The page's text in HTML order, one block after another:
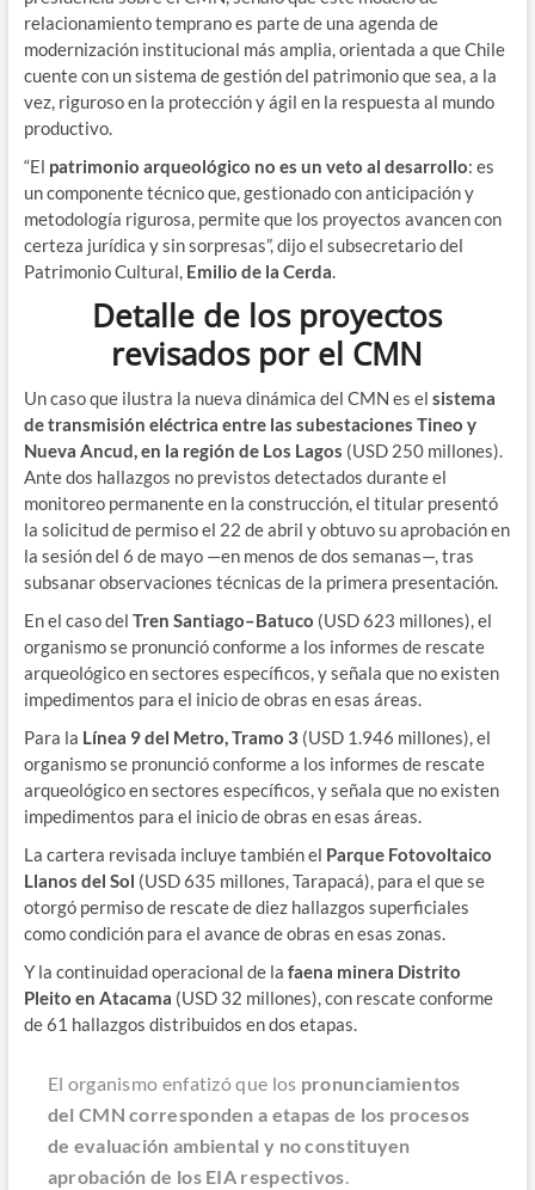
relacionamiento temprano es parte de una agenda de
modernización institucional más amplia, orientada a que Chile
cuente con un sistema de gestión del patrimonio que sea, a la
vez, riguroso en la protección y ágil en la respuesta al mundo
productivo.
“El patrimonio arqueológico no es un veto al desarrollo: es
un componente técnico que, gestionado con anticipación y
metodología rigurosa, permite que los proyectos avancen con
certeza jurídica y sin sorpresas”, dijo el subsecretario del
Patrimonio Cultural, Emilio de la Cerda.
Detalle de los proyectos
revisados por el CMN
Un caso que ilustra la nueva dinámica del CMN es el sistema
de transmisión eléctrica entre las subestaciones Tineo y
Nueva Ancud, en la región de Los Lagos (USD 250 millones).
Ante dos hallazgos no previstos detectados durante el
monitoreo permanente en la construcción, el titular presentó
la solicitud de permiso el 22 de abril y obtuvo su aprobación en
la sesión del 6 de mayo —en menos de dos semanas—, tras
subsanar observaciones técnicas de la primera presentación.
En el caso del Tren Santiago–Batuco (USD 623 millones), el
organismo se pronunció conforme a los informes de rescate
arqueológico en sectores específicos, y señala que no existen
impedimentos para el inicio de obras en esas áreas.
Para la Línea 9 del Metro, Tramo 3 (USD 1.946 millones), el
organismo se pronunció conforme a los informes de rescate
arqueológico en sectores específicos, y señala que no existen
impedimentos para el inicio de obras en esas áreas.
La cartera revisada incluye también el Parque Fotovoltaico
Llanos del Sol (USD 635 millones, Tarapacá), para el que se
otorgó permiso de rescate de diez hallazgos superficiales
como condición para el avance de obras en esas zonas.
Y la continuidad operacional de la faena minera Distrito
Pleito en Atacama (USD 32 millones), con rescate conforme
de 61 hallazgos distribuidos en dos etapas.
El organismo enfatizó que los pronunciamientos
del CMN corresponden a etapas de los procesos
de evaluación ambiental y no constituyen
aprobación de los EIA respectivos.